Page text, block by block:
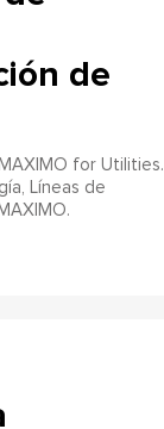
de
for Utilities.
Líneas de